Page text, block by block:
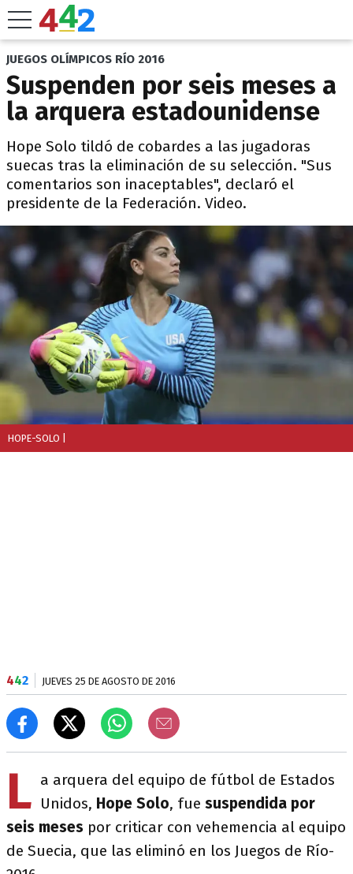
JUEGOS OLÍMPICOS RÍO 2016
Suspenden por seis meses a
la arquera estadounidense
Hope Solo tildó de cobardes a las jugadoras
suecas tras la eliminación de su selección. "Sus
comentarios son inaceptables", declaró el
presidente de la Federación. Video.
HOPE-SOLO
442 JUEVES 25 DE AGOSTO DE 2016
L a arquera del equipo de fútbol de Estados
Unidos, Hope Solo, fue suspendida por
seis meses por criticar con vehemencia al equipo
de Suecia, que las eliminó en los Juegos de Río-